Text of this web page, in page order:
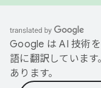
Google は AI 技術
語に翻訳していま
あります。